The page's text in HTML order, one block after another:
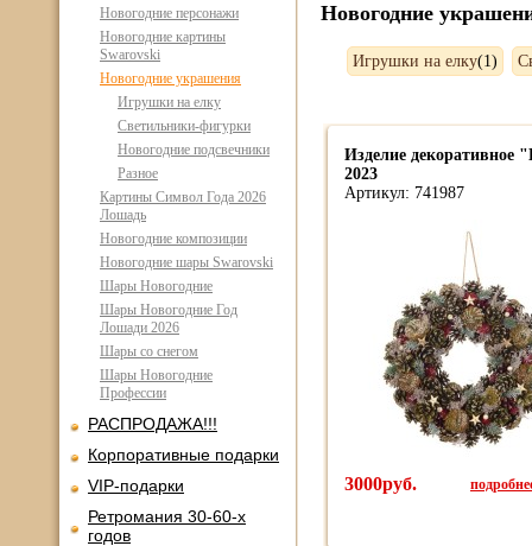
Новогодние персонажи
Новогодние картины
Swarovski
Новогодние украшения
Игрушки на елку
Светильники-фигурки
Новогодние подсвечники
Разное
Картины Символ Года 2026
Лошадь
Новогодние композиции
Новогодние шары Swarovski
Шары Новогодние
Шары Новогодние Год
Лошади 2026
Шары со снегом
Шары Новогодние
Профессии
РАСПРОДАЖА!!!
Корпоративные подарки
VIP-подарки
Ретромания 30-60-х
годов
Новогодние
Игрушки на елку(1)
Изделие декоративное
2023
Артикул: 741987
3000руб.